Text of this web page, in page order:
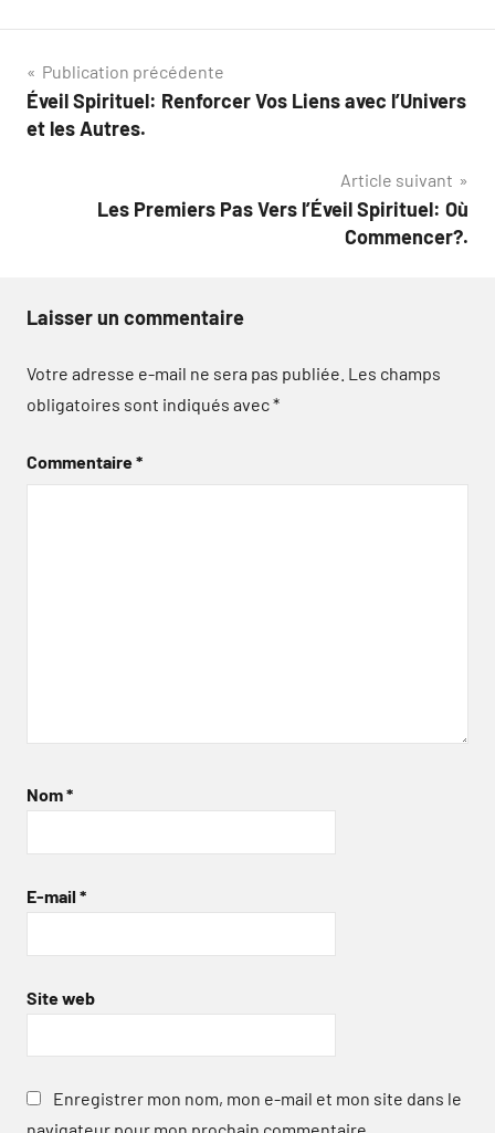
Navigation
de
Publication précédente
Éveil Spirituel: Renforcer Vos Liens avec l’Univers
et les Autres.
Article suivant
Les Premiers Pas Vers l’Éveil Spirituel: Où
Commencer?.
Laisser un commentaire
Votre adresse e-mail ne sera pas publiée. Les champs
obligatoires sont indiqués avec*
Commentaire*
Nom*
E-mail *
Site web
Enregistrer mon nom, mon e-mail et mon site dans le